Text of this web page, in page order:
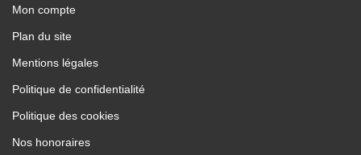
Mon compte
Plan du site
Mentions légales
Politique de confidentialité
Politique des cookies
Nos honoraires